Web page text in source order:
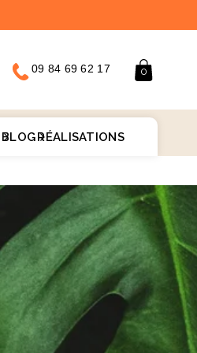
09 84 69 62 17 Panier
0
BLOGRÉALISATIONS